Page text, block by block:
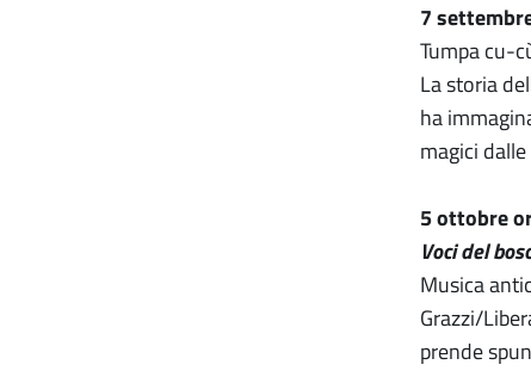
7
Tumpa cu-
La storia
ha
magici
5 ottobre
Voci del
Musica
Grazzi/
prende